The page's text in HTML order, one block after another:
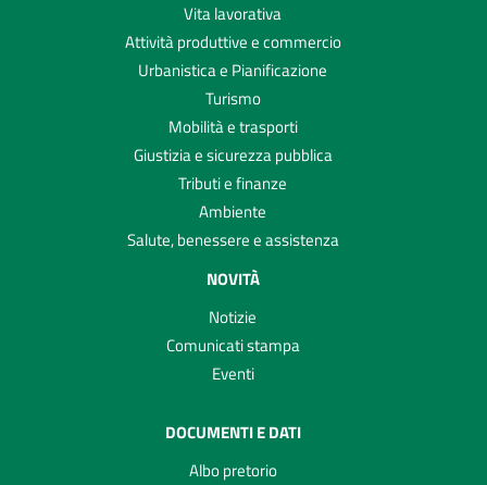
Vita lavorativa
Attività produttive e commercio
Urbanistica e Pianificazione
Turismo
Mobilità e trasporti
Giustizia e sicurezza pubblica
Tributi e finanze
Ambiente
Salute, benessere e assistenza
NOVITÀ
Notizie
Comunicati stampa
Eventi
DOCUMENTI E DATI
Albo pretorio